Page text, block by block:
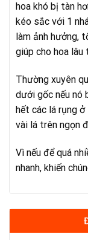
hoa khó bị tàn
kéo sắc với 1
làm ảnh hưởng,
giúp cho hoa lâu
Thường xuyên
dưới gốc nếu nó
hết các lá rụng
vài lá trên ngọn
Vì nếu để quá
nhanh, khiến